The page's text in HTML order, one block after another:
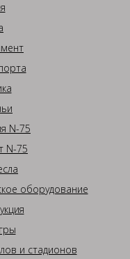
N-75
N-75
оборудование
и стадионов